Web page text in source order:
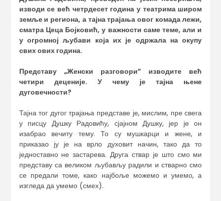
изводи се већ четрдесет година у театримаширом
земље и региона, а тајна трајања овог комада лежи,
сматра Цеца Бојковић, у важности саме теме, али и
у огромној љубави која их је одржала на окупу
свиховихгодина.
Представу „Женски разговори” изводите већ
четири деценије. У чему је тајна њене
дуговечности?
Тајна тог дугог трајања представе је, мислим, пре свега
у писцу Душку Радовићу, сјајном Душку, јер је он
изабрао вечиту тему. То су мушкарци и жене, и
приказао ју је на врло духовит начин, тако да то
једноставно не застарева. Друга ствар је што смо ми
представу са великом љубављу радили и стварно смо
се предали томе, како најбоље можемо и умемо, а
изгледа да умемо (смех).